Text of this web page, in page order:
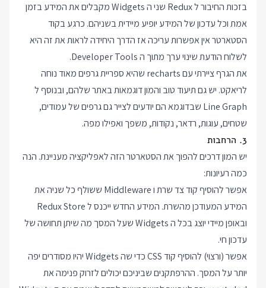
בזכות החיבור ל Redux שני ה Widgets מקבלים את המידע בזמן
אמת וכל עדכון של המידע יופיע מיידית בשניהם. כרגע בקוד
הסטארטר אין אפשרות עריכה אז הדרך היחידה לראות את זה היא
לשלוח הודעת שינוי ערך מתוך ה Developer Tools.
את הגרף ציירתי עםrecharts שהיא ספריית גרפים מאוד נוחה
לריאקט. יש גם תיעוד טוב והמון דוגמאות באתר שלהם, ובנוסף ל
Line Graph שבדוגמא הם יודעים לצייר גם גרפים של עמודים,
שטחים, עוגות, רדאר, נקודות, משפך ואפילו מפה.
3. הרחבות
יש המון דרכים להפוך את הסטארטר הזה לאפליקציה מעניינת. הנה
כמה רעיונות:
אפשר להוסיף קוד צד שרת ו Middleware ששולף כל שניה את
המידע המעודכן מהשרת. המידע החדש ייכנס ל Redux Store
ובאופן מיידי יוצג בכל ה Widgets שעל המסך מה שיתן תחושה של
עדכון חי.
אפשר (ורצוי) להוסיף קוד CSS כדי שה Widgets יהיו מסודרים יפה
יותר על המסך. ההרפתקנים שביניכם יכולים לזרוק פנימה את